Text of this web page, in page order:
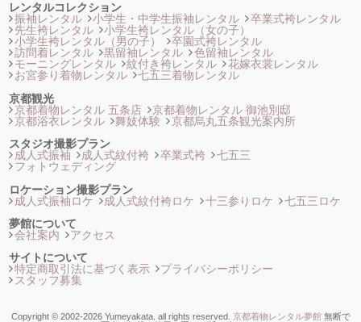
レンタルコレクション
振袖レンタル
小学生・中学生振袖レンタル
卒業式袴レンタル
先生袴レンタル
小学生袴レンタル（女の子）
小学生袴レンタル（男の子）
卒園式袴レンタル
訪問着レンタル
黒留袖レンタル
色留袖レンタル
モーニングレンタル
紋付き袴レンタル
花嫁衣裳レンタル
お宮参り着物レンタル
七五三着物レンタル
京都観光
京都着物レンタル 五条店
京都着物レンタル 御池別邸
京都浴衣レンタル
舞妓体験
京都烏丸五条観光案内所
スタジオ撮影プラン
成人式振袖
成人式紋付袴 卒業式袴
七五三
フォトウェディング
ロケーション撮影プラン
成人式振袖ロケ
成人式紋付袴ロケ 十三参りロケ
七五三ロケ
夢館について
会社案内
アクセス
サイトについて
特定商取引法に基づく表示
プライバシーポリシー
スタッフ募集
Copyright © 2002-2026 Yumeyakata. all rights reserved. 京都着物レンタル夢館無断で